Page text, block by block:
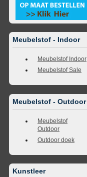
Meubelstof - Indoor
Meubelstof Indoor
Meubelstof Sale
Meubelstof - Outdoor
Meubelstof
Outdoor
Outdoor doek
Kunstleer